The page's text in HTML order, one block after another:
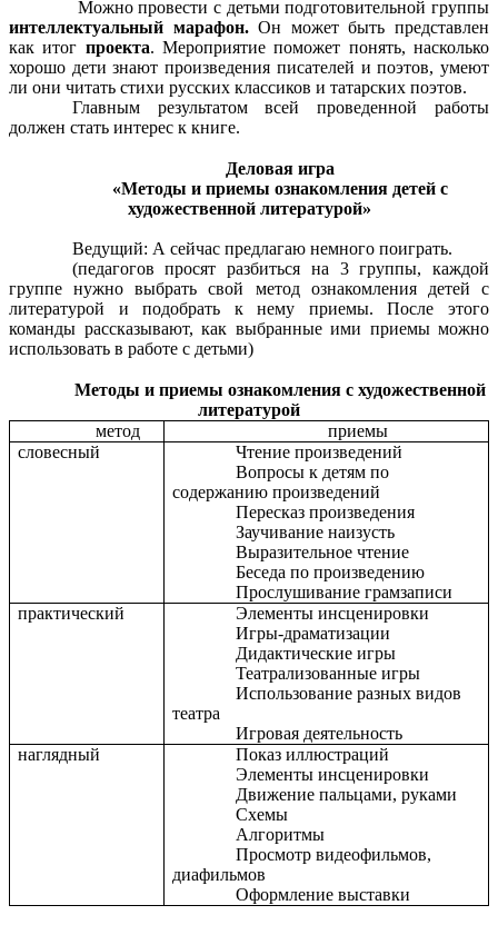
Можно провести с детьми подготовительной группы
интеллектуальный марафон.Он может быть представлен
как итог проекта. Мероприятие поможет понять, насколько
хорошо дети знают произведения писателей и поэтов, умеют
ли они читать стихи русских классиков и татарских поэтов.
Главным результатом всей проведенной работы
должен стать интерес к книге.
Деловая игра
«Методы и приемы ознакомления детей с
художественной литературой»
Ведущий: А сейчас предлагаю немного поиграть.
(педагогов просят разбиться на 3 группы, каждой
группе нужно выбрать свой метод ознакомления детей с
литературой и подобрать к нему приемы. После этого
команды рассказывают, как выбранные ими приемы можно
использовать в работе с детьми)
Методы и приемы ознакомления с художественной
литературой
метод
приемы
словесный
Чтение произведений
Вопросы к детям по
содержанию произведений
Пересказ произведения
Заучивание наизусть
Выразительное чтение
Беседа по произведению
Прослушивание грамзаписи
практический
Элементы инсценировки
Игры-драматизации
Дидактические игры
Театрализованные игры
Использование разных видов
театра
Игровая деятельность
наглядный
Показ иллюстраций
Элементы инсценировки
Движение пальцами, руками
Схемы
Алгоритмы
Просмотр видеофильмов,
диафильмов
Оформление выставки